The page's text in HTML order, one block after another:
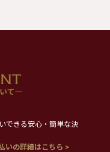
できる安心・簡単な決
いの詳細はこちら >